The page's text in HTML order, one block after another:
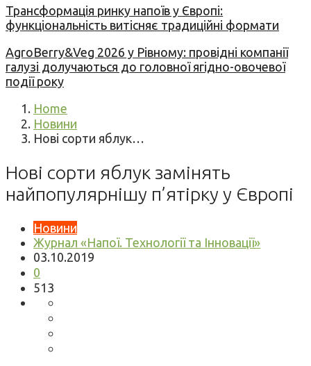
Трансформація ринку напоїв у Європі:
функціональність витісняє традиційні формати
AgroBerry&Veg 2026 у Рівному: провідні компанії
галузі долучаються до головної ягідно-овочевої
події року
Home
Новини
Нові сорти яблук…
Нові сорти яблук замінять
найпопулярнішу п’ятірку у Європі
Новини
Журнал «Напої. Технології та Інновації»
03.10.2019
0
513